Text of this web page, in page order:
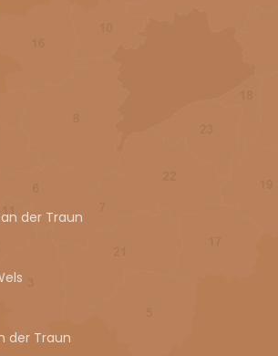
der Traun
der Traun